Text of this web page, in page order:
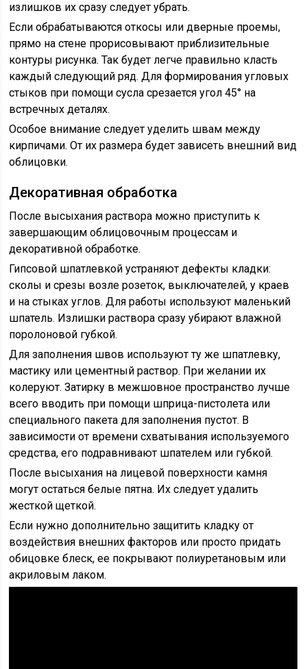
излишков их сразу следует убрать.
Если обрабатываются откосы или дверные проемы,
прямо на стене прорисовывают приблизительные
контуры рисунка. Так будет легче правильно класть
каждый следующий ряд. Для формирования угловых
стыков при помощи сусла срезается угол 45° на
встречных деталях.
Особое внимание следует уделить швам между
кирпичами. От их размера будет зависеть внешний вид
облицовки.
Декоративная обработка
После высыхания раствора можно приступить к
завершающим облицовочным процессам и
декоративной обработке.
Гипсовой шпатлевкой устраняют дефекты кладки:
сколы и срезы возле розеток, выключателей, у краев
и на стыках углов. Для работы используют маленький
шпатель. Излишки раствора сразу убирают влажной
поролоновой губкой.
Для заполнения швов используют ту же шпатлевку,
мастику или цементный раствор. При желании их
колеруют. Затирку в межшовное пространство лучше
всего вводить при помощи шприца-пистолета или
специального пакета для заполнения пустот. В
зависимости от времени схватывания используемого
средства, его подравнивают шпателем или губкой.
После высыхания на лицевой поверхности камня
могут остаться белые пятна. Их следует удалить
жесткой щеткой.
Если нужно дополнительно защитить кладку от
воздействия внешних факторов или просто придать
обицовке блеск, ее покрывают полиуретановым или
акриловым лаком.